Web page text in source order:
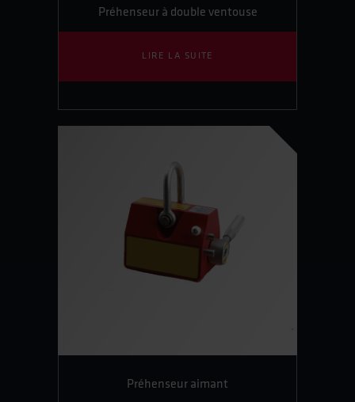
Préhenseur à double ventouse
LIRE LA SUITE
Préhenseur aimant